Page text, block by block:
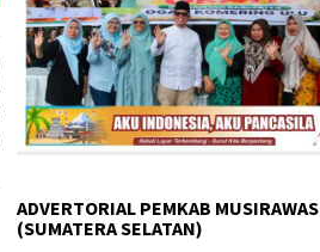
ADVERTORIAL PEMKAB MUSIRAWAS
(SUMATERA SELATAN)